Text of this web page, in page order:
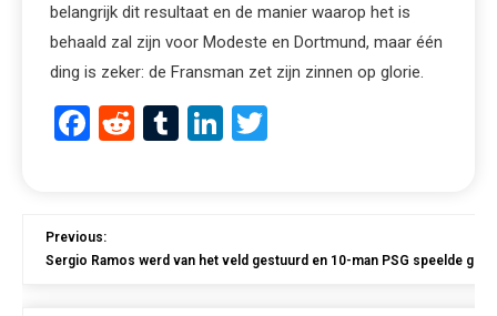
belangrijk dit resultaat en de manier waarop het is
behaald zal zijn voor Modeste en Dortmund, maar één
ding is zeker: de Fransman zet zijn zinnen op glorie.
Facebook
RedditTumblrLinkedIn
Previous:
Sergio Ramos werd van het veld gestuurd en 10-man PSG speelde